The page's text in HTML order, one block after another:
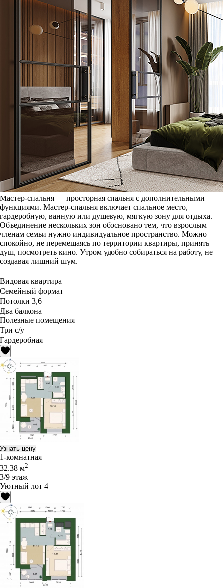
Мастер-спальня — просторная спальня с дополнительными
функциями. Мастер-спальня включает спальное место,
гардеробную, ванную или душевую, мягкую зону для отдыха.
Объединение нескольких зон обосновано тем, что взрослым
членам семьи нужно индивидуальное пространство. Можно
спокойно, не перемещаясь по территории квартиры, принять
душ, посмотреть кино. Утром удобно собираться на работу, не
создавая лишний шум.
Видовая квартира
Семейный формат
Потолки 3,6
Два балкона
Полезные помещения
Три с/у
Гардеробная
Узнать цену
1-комнатная
32.38 м2
3/9 этаж
Уютный лот 4